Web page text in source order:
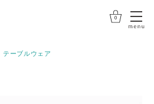
0
テーブルウェア